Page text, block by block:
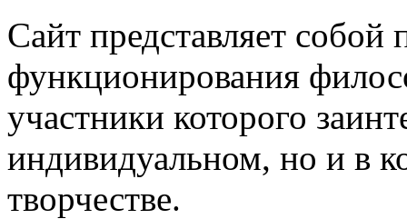
Сайт представляет собой
функционирования
участники которого
индивидуальном, но и в
творчестве.